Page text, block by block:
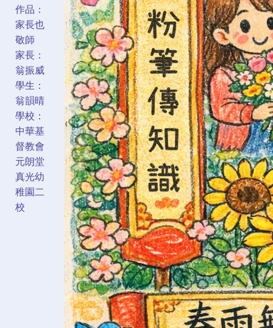
作品：
家長也
敬師
家長：
翁振威
學生：
翁韻晴
學校：
中華基
督教會
元朗堂
真光幼
稚園二
校